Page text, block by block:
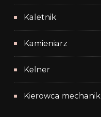
Kaletnik
Kamieniarz
Kelner
Kierowca mechanik